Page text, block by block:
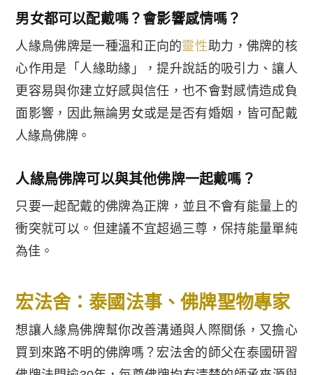
男女都可以配戴嗎？會影響感情嗎？
人緣鳥佛牌是一種溫和正向的靈性助力，佛牌的核
心作用是「人緣助緣」，提升說話的吸引力、讓人
更容易與你建立好感與信任，也不會對感情造成負
面影響，因此無論男女或是是否有婚姻，皆可配戴
人緣鳥佛牌。
人緣鳥佛牌可以與其他佛牌一起戴嗎？
只要一起配戴的佛牌為正牌，並且不會有能量上的
衝突就可以。但建議不宜超過三尊，保持能量單純
為佳。
宏法舍：泰國法事、佛牌聖物專家
想讓人緣鳥佛牌幫你改善溝通與人際關係，又擔心
買到來路不明的佛牌嗎？宏法舍的師父在泰國研習